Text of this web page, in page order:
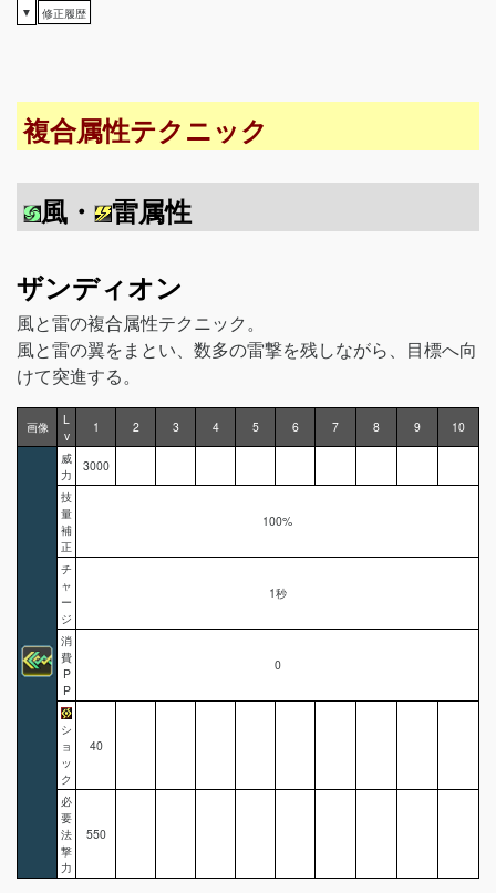
▼ 修正履歴
複合属性テクニック
風・ 雷属性
ザンディオン
風と雷の複合属性テクニック。
風と雷の翼をまとい、数多の雷撃を残しながら、目標へ向
けて突進する。
画像
L
v
1 2 3 4 5 6 7 8 9
10
威
力
3000
技
量
補
正
100%
チ
ャ
ー
ジ
1秒
消
費
P
P
0
シ
ョ
ッ
ク
40
必
要
法
撃
力
550